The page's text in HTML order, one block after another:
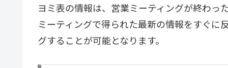
ヨミ表の情報は、営業ミーティングが終わっ
ミーティングで得られた最新の情報をすぐに
グすることが可能となります。